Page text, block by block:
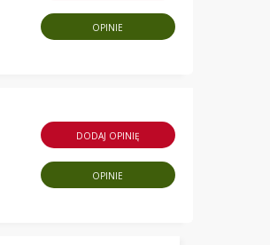
OPINIE
DODAJ OPINIĘ
OPINIE